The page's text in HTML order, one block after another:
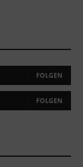
FOLGEN
FOLGEN